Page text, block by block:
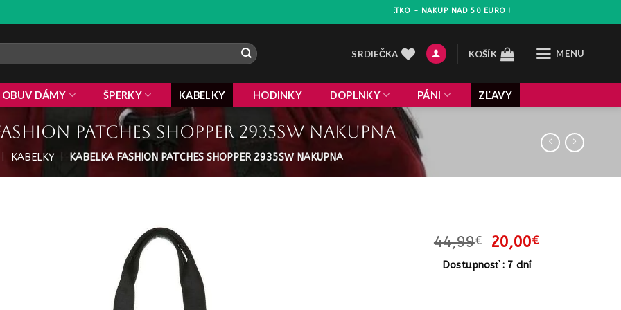
ZLAVA 10% NA VSETKO - NAKUP NAD 50 EURO !
SRDIEČKA KOŠÍK MENU
OBUV DÁMY ŠPERKY KABELKY HODINKY DOPLNKY PÁNI ZĽAVY
patches shopper 2935SW nakupna
KABELKY KABELKA FASHION PATCHES SHOPPER 2935SW NAKUPNA
44,99€
Pôvodná
cena
bola:
20,00€Aktuálna
Dostupnosť : 7 dní